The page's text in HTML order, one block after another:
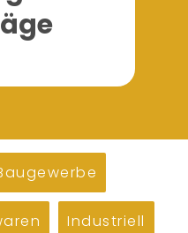
Industriell